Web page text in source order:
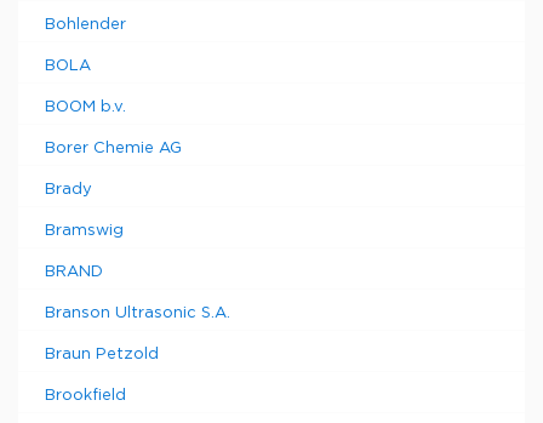
Bohlender
BOLA
BOOM b.v.
Borer Chemie AG
Brady
Bramswig
BRAND
Branson Ultrasonic S.A.
Braun Petzold
Brookfield